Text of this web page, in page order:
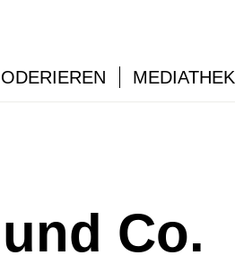
MEDIATHEK
Co.